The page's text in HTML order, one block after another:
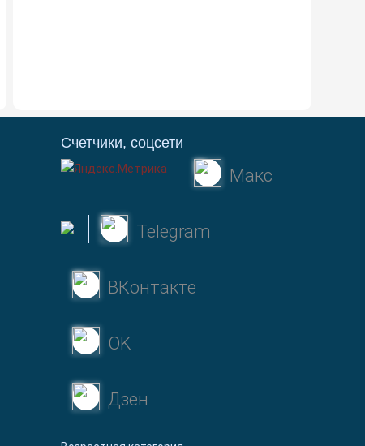
Счетчики, соцсети
Макс
Telegram
ВКонтакте
OK
Дзен